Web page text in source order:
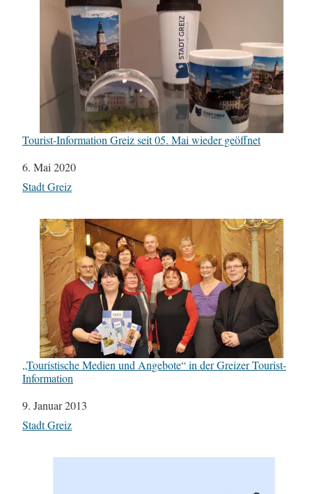
Tourist-Information Greiz seit 05. Mai wieder geöffnet
Datum
6. Mai 2020
In Bezug auf
Stadt Greiz
„Touristische Medien und Angebote“ in der Greizer Tourist-
Information
Datum
9. Januar 2013
In Bezug auf
Stadt Greiz